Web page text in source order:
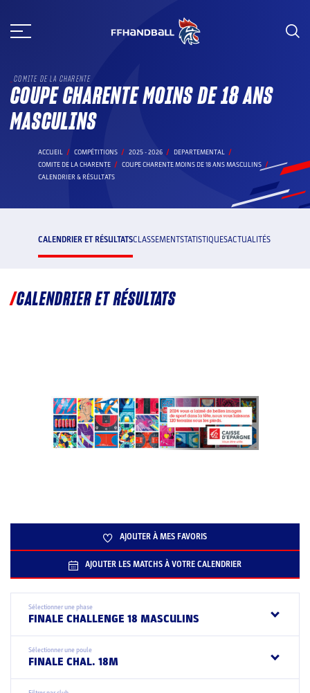
au
COMITE DE LA CHARENTE
COUPE CHARENTE MOINS DE 18 ANS
MASCULINS
ACCUEIL COMPÉTITIONS 2025 - 2026
DEPARTEMENTAL
COMITE DE LA CHARENTE
COUPE CHARENTE MOINS DE 18 ANS MASCULINS
CALENDRIER & RÉSULTATS
CALENDRIER ET RÉSULTATSCLASSEMENTSTATISTIQUESACTUALITÉS
CALENDRIER ET RÉSULTATS
AJOUTER À MES FAVORIS
AJOUTER LES MATCHS À VOTRE CALENDRIER
Sélectionner une phase
FINALE CHALLENGE 18 MASCULINS
Sélectionner une poule
FINALE CHAL. 18M